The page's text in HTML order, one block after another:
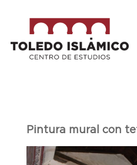
Pintura mural con